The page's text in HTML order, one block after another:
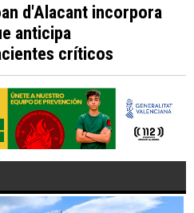
d'Alacant incorpora
anticipa
críticos